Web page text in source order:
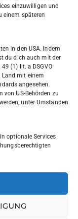
einzuwilligen und
einem späteren
in den USA. Indem
du dich auch mit der
(1) lit. a DSGVO
Land mit einem
angesehen.
von US-Behörden zu
unter Umständen
optionale Services